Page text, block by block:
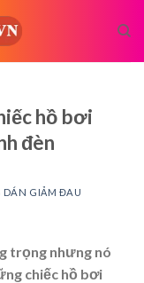
hồ bơi
đèn
DÁN GIẢM ĐAU
trọng nhưng nó
chiếc hồ bơi